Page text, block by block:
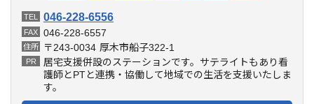
TEL 046-228-6556
FAX 046-228-6557
住所 〒243-0034 厚木市船子322-1
PR
居宅支援併設のステーションです。サテライトもあり看
護師とPTと連携・協働して地域での生活を支援いたしま
す。